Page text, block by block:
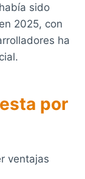
sido
2025, con
ha
por
ventajas